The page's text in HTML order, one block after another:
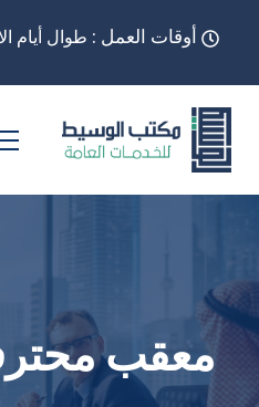
أوقات العمل : طوال أيام الاسبوع 24
معقب